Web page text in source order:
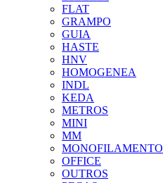
FLAT
GRAMPO
GUIA
HASTE
HNV
HOMOGENEA
INDL
KEDA
METROS
MINI
MM
MONOFILAMENTO
OFFICE
OUTROS